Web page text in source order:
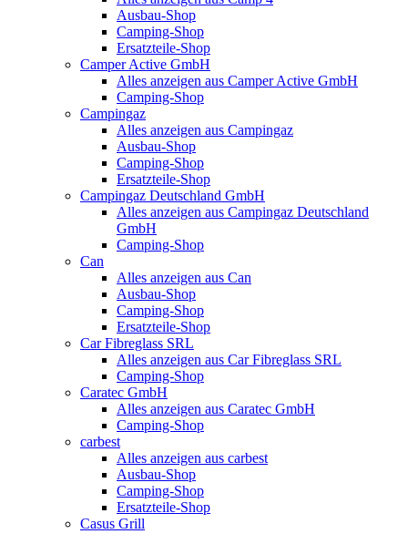
Ausbau-Shop
Camping-Shop
Ersatzteile-Shop
Camper Active GmbH
Alles anzeigen aus Camper Active GmbH
Camping-Shop
Campingaz
Alles anzeigen aus Campingaz
Ausbau-Shop
Camping-Shop
Ersatzteile-Shop
Campingaz Deutschland GmbH
Alles anzeigen aus Campingaz Deutschland
GmbH
Camping-Shop
Can
Alles anzeigen aus Can
Ausbau-Shop
Camping-Shop
Ersatzteile-Shop
Car Fibreglass SRL
Alles anzeigen aus Car Fibreglass SRL
Camping-Shop
Caratec GmbH
Alles anzeigen aus Caratec GmbH
Camping-Shop
carbest
Alles anzeigen aus carbest
Ausbau-Shop
Camping-Shop
Ersatzteile-Shop
Casus Grill